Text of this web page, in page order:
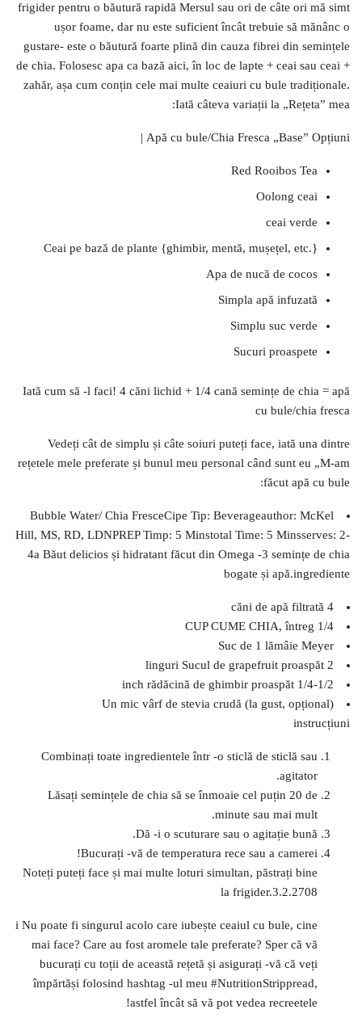
frigider pentru o băutură rapidă Mersul sau ori de câte ori mă simt
ușor foame, dar nu este suficient încât trebuie să mănânc o
gustare- este o băutură foarte plină din cauza fibrei din semințele
de chia. Folosesc apa ca bază aici, în loc de lapte + ceai sau ceai +
zahăr, așa cum conțin cele mai multe ceaiuri cu bule tradiționale.
Iată câteva variații la „Rețeta” mea:
Apă cu bule/Chia Fresca „Base” Opțiuni |
Red Rooibos Tea
Oolong ceai
ceai verde
Ceai pe bază de plante {ghimbir, mentă, mușețel, etc.}
Apa de nucă de cocos
Simpla apă infuzată
Simplu suc verde
Sucuri proaspete
Iată cum să -l faci! 4 căni lichid + 1/4 cană semințe de chia = apă
cu bule/chia fresca
Vedeți cât de simplu și câte soiuri puteți face, iată una dintre
rețetele mele preferate și bunul meu personal când sunt eu „M-am
făcut apă cu bule:
Bubble Water/ Chia FresceCipe Tip: Beverageauthor: McKel
Hill, MS, RD, LDNPREP Timp: 5 Minstotal Time: 5 Minsserves: 2-
4a Băut delicios și hidratant făcut din Omega -3 semințe de chia
bogate și apă.ingrediente
4 căni de apă filtrată
1/4 CUP CUME CHIA, întreg
Suc de 1 lămâie Meyer
2 linguri Sucul de grapefruit proaspăt
1/4-1/2 inch rădăcină de ghimbir proaspăt
Un mic vârf de stevia crudă (la gust, opțional)
instrucțiuni
Combinați toate ingredientele într -o sticlă de sticlă sau
agitator.
Lăsați semințele de chia să se înmoaie cel puțin 20 de
minute sau mai mult.
Dă -i o scuturare sau o agitație bună.
Bucurați -vă de temperatura rece sau a camerei!
Noteți puteți face și mai multe loturi simultan, păstrați bine
la frigider.3.2.2708
i Nu poate fi singurul acolo care iubește ceaiul cu bule, cine
mai face? Care au fost aromele tale preferate? Sper că vă
bucurați cu toții de această rețetă și asigurați -vă că veți
împărtăși folosind hashtag -ul meu #NutritionStrippread,
astfel încât să vă pot vedea recreetele!